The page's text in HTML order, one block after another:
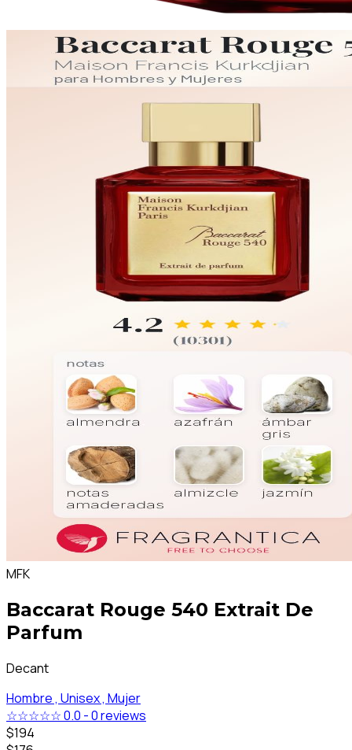
MFK
Baccarat Rouge 540 Extrait De
Parfum
Decant
Hombre , Unisex , Mujer
☆☆☆☆☆0.0 -0 reviews
$194